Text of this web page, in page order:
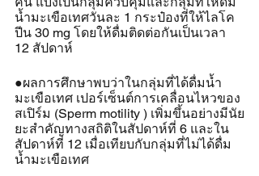
น้ำมะเขือเทศวันละ 1 กระป๋องที่ให้ไลโค
ปีน 30 mg โดยให้ดื่มติดต่อกันเป็นเวลา
12 สัปดาห์
●ผลการศึกษาพบว่าในกลุ่มที่ได้ดื่มน้ำ
มะเขือเทศ เปอร์เซ็นต์การเคลื่อนไหวของ
สเปิร์ม (Sperm motility ) เพิ่มขึ้นอย่างมีนัย
ยะสำคัญทางสถิติในสัปดาห์ที่ 6 และใน
สัปดาห์ที่ 12 เมื่อเทียบกับกลุ่มที่ไม่ได้ดื่ม
น้ำมะเขือเทศ